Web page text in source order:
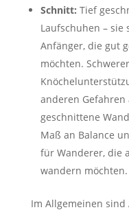
Schnitt: Tief
Laufschuhen –
Anfänger, die gut
möchten.
anderen Gefahren
geschnittene
Maß an Balance
für Wanderer, die
wandern möchten.
Im Allgemeinen